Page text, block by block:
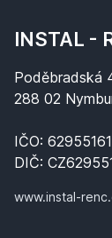
INSTAL -
Poděbradská
288 02
IČO: 62955161
DIČ:
www.instal-